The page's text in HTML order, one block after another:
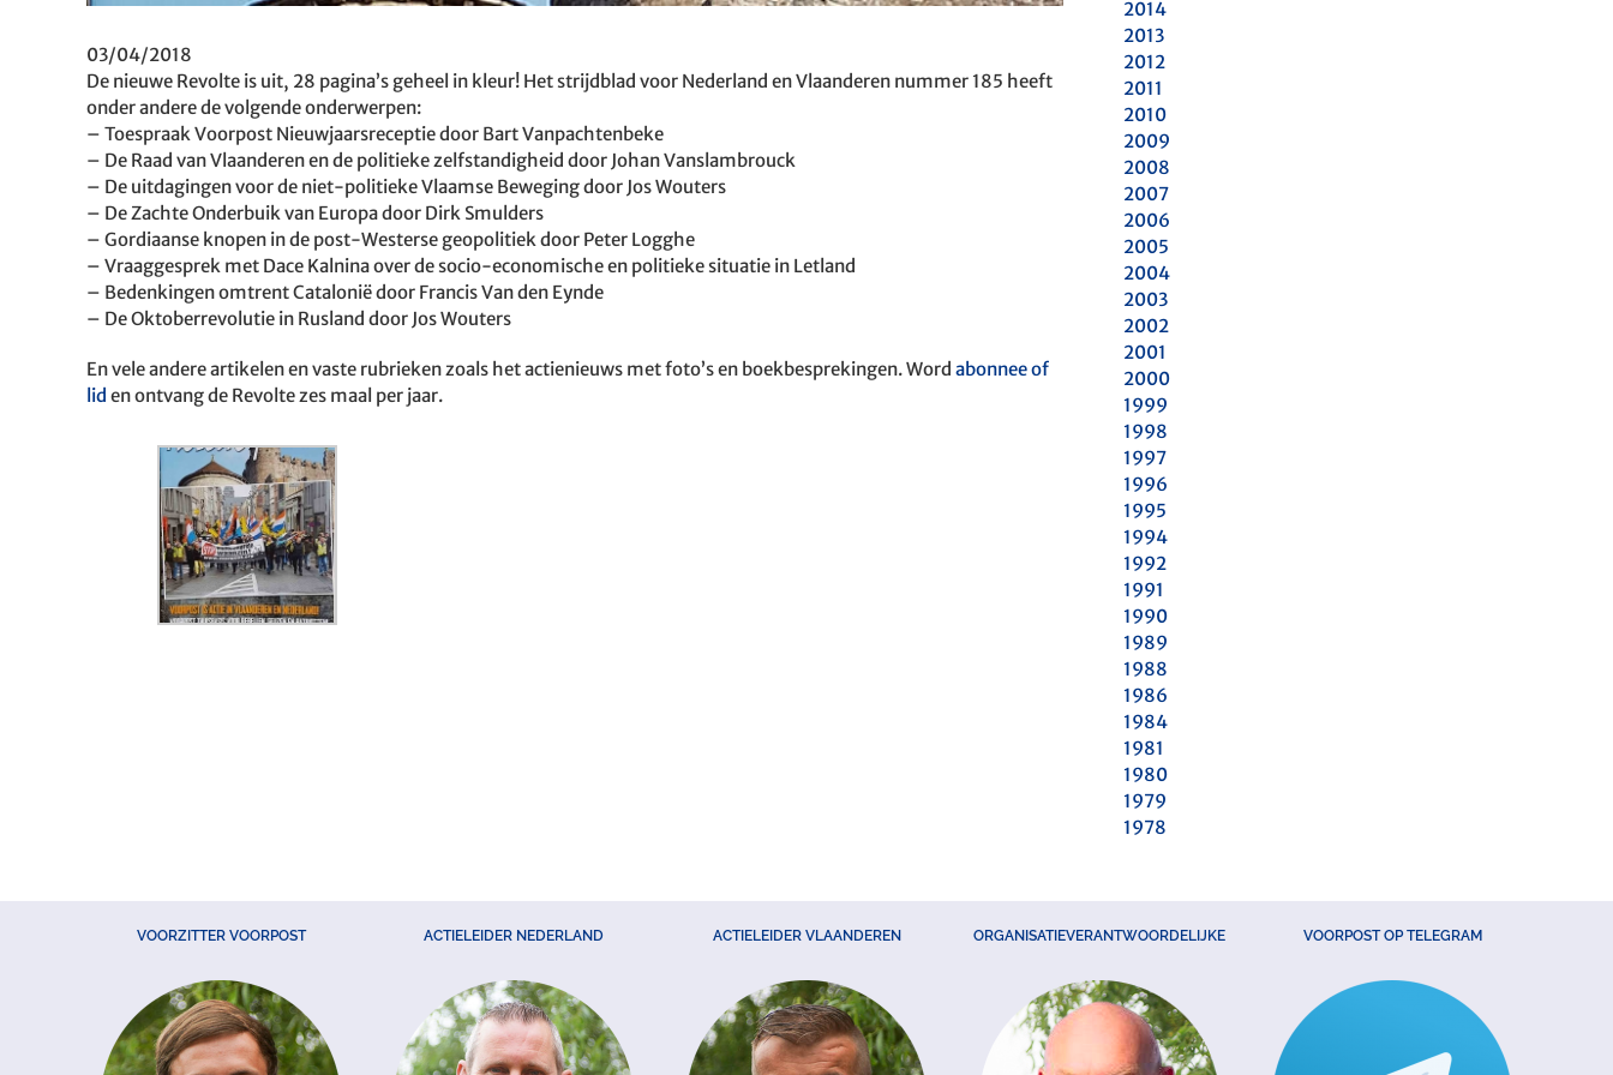
03/04/2018
De nieuwe Revolte is uit, 28 pagina’s geheel in kleur! Het strijdblad voor Nederland en Vlaanderen nummer 185 heeft
onder andere de volgende onderwerpen:
– Toespraak Voorpost Nieuwjaarsreceptie door Bart Vanpachtenbeke
– De Raad van Vlaanderen en de politieke zelfstandigheid door Johan Vanslambrouck
– De uitdagingen voor de niet-politieke Vlaamse Beweging door Jos Wouters
– De Zachte Onderbuik van Europa door Dirk Smulders
– Gordiaanse knopen in de post-Westerse geopolitiek door Peter Logghe
– Vraaggesprek met Dace Kalnina over de socio-economische en politieke situatie in Letland
– Bedenkingen omtrent Catalonië door Francis Van den Eynde
– De Oktoberrevolutie in Rusland door Jos Wouters
En vele andere artikelen en vaste rubrieken zoals het actienieuws met foto’s en boekbesprekingen. Word abonnee of
lid en ontvang de Revolte zes maal per jaar.
2014
2013
2012
2011
2010
2009
2008
2007
2006
2005
2004
2003
2002
2001
2000
1999
1998
1997
1996
1995
1994
1992
1991
1990
1989
1988
1986
1984
1981
1980
1979
1978
VOORZITTER VOORPOST ACTIELEIDER NEDERLAND ACTIELEIDER VLAANDEREN ORGANISATIEVERANTWOORDELIJKE VOORPOST OP TELEGRAM